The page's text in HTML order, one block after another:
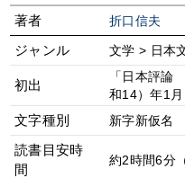
著者 折口信夫
ジャンル 文学 > 日本
初出
「日本評論
和14）年1月
文字種別 新字新仮名
読書目安時
間
約2時間6分